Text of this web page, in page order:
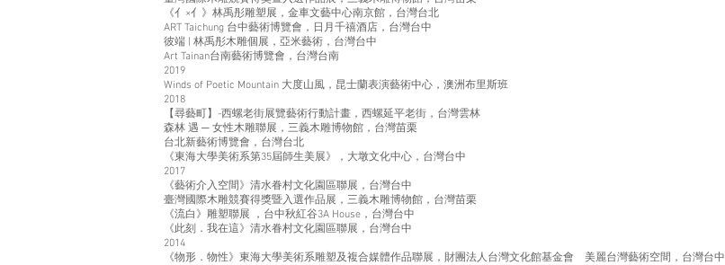
《亻×亻》林禹彤雕塑展，金車文藝中心南京館，台灣台北
ART Taichung 台中藝術博覽會，日月千禧酒店，台灣台中
彼端 | 林禹彤木雕個展，亞米藝術，台灣台中
Art Tainan台南藝術博覽會，台灣台南
2019
Winds of Poetic Mountain 大度山風，昆士蘭表演藝術中心，澳洲布里斯班
2018
【尋藝町】-西螺老街展覽藝術行動計畫，西螺延平老街，台灣雲林
森林 遇 ─ 女性木雕聯展，三義木雕博物館，台灣苗栗
台北新藝術博覽會，台灣台北
《東海大學美術系第35屆師生美展》，大墩文化中心，台灣台中
2017
《藝術介入空間》清水眷村文化園區聯展，台灣台中
臺灣國際木雕競賽得獎暨入選作品展，三義木雕博物館，台灣苗栗
《流白》雕塑聯展 ，台中秋紅谷3A House，台灣台中
《此刻．我在這》清水眷村文化園區聯展，台灣台中
2014
《物形．物性》東海大學美術系雕塑及複合媒體作品聯展，財團法人台灣文化館基金會 美麗台灣藝術空間，台灣台中